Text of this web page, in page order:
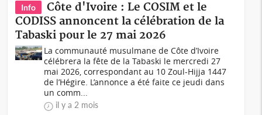
Info
Côte d'Ivoire : Le COSIM et le
CODISS annoncent la célébration de la
Tabaski pour le 27 mai 2026
La communauté musulmane de Côte d’Ivoire
célébrera la fête de la Tabaski le mercredi 27
mai 2026, correspondant au 10 Zoul-Hijja 1447
de l’Hégire. L’annonce a été faite ce jeudi dans
un comm...
il y a 2 mois